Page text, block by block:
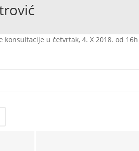
u četvrtak, 4. X 2018. od